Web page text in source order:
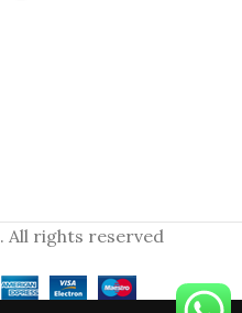
. All rights reserved